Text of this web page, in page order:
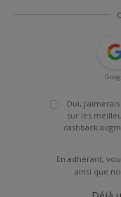
Oui,
sur les
cashback
En adhérant,
ainsi que